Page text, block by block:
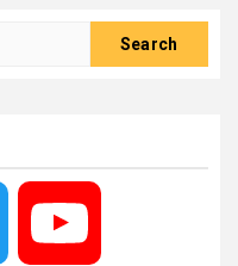
Twitter